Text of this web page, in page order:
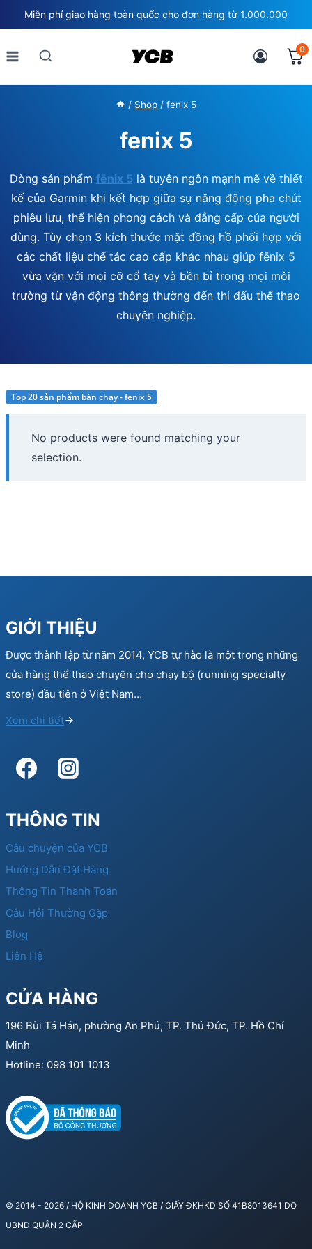
to
content
Miễn phí giao hàng toàn quốc cho đơn hàng từ 1.000.000
0
/ Shop / fenix 5
fenix 5
Dòng sản phẩm fēnix 5 là tuyên ngôn mạnh mẽ về thiết
kế của Garmin khi kết hợp giữa sự năng động pha chút
phiêu lưu, thể hiện phong cách và đẳng cấp của người
dùng. Tùy chọn 3 kích thước mặt đồng hồ phối hợp với
các chất liệu chế tác cao cấp khác nhau giúp fēnix 5
vừa vặn với mọi cỡ cổ tay và bền bỉ trong mọi môi
trường từ vận động thông thường đến thi đấu thể thao
chuyên nghiệp.
Top 20 sản phẩm bán chạy - fenix 5
No products were found matching your
selection.
GIỚI THIỆU
Được thành lập từ năm 2014, YCB tự hào là một trong những
cửa hàng thể thao chuyên cho chạy bộ (running specialty
store) đầu tiên ở Việt Nam…
Xem chi tiết
THÔNG TIN
Câu chuyện của YCB
Hướng Dẫn Đặt Hàng
Thông Tin Thanh Toán
Câu Hỏi Thường Gặp
Blog
Liên Hệ
CỬA HÀNG
196 Bùi Tá Hán, phường An Phú, TP. Thủ Đức, TP. Hồ Chí
Minh
Hotline: 098 101 1013
© 2014 - 2026 / HỘ KINH DOANH YCB / GIẤY ĐKHKD SỐ 41B8013641 DO
UBND QUẬN 2 CẤP